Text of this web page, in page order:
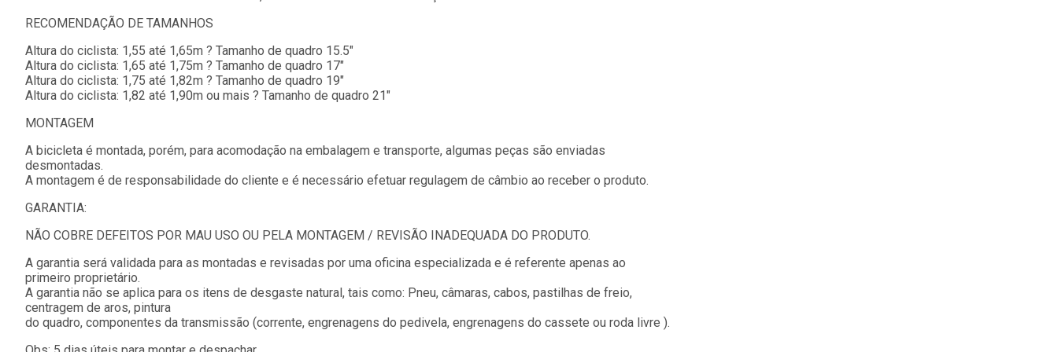
RECOMENDAÇÃO DE TAMANHOS
Altura do ciclista: 1,55 até 1,65m ? Tamanho de quadro 15.5"
Altura do ciclista: 1,65 até 1,75m ? Tamanho de quadro 17"
Altura do ciclista: 1,75 até 1,82m ? Tamanho de quadro 19"
Altura do ciclista: 1,82 até 1,90m ou mais ? Tamanho de quadro 21"
MONTAGEM
A bicicleta é montada, porém, para acomodação na embalagem e transporte, algumas peças são enviadas
desmontadas.
A montagem é de responsabilidade do cliente e é necessário efetuar regulagem de câmbio ao receber o produto.
GARANTIA:
NÃO COBRE DEFEITOS POR MAU USO OU PELA MONTAGEM / REVISÃO INADEQUADA DO PRODUTO.
A garantia será validada para as montadas e revisadas por uma oficina especializada e é referente apenas ao
primeiro proprietário.
A garantia não se aplica para os itens de desgaste natural, tais como: Pneu, câmaras, cabos, pastilhas de freio,
centragem de aros, pintura
do quadro, componentes da transmissão (corrente, engrenagens do pedivela, engrenagens do cassete ou roda livre ).